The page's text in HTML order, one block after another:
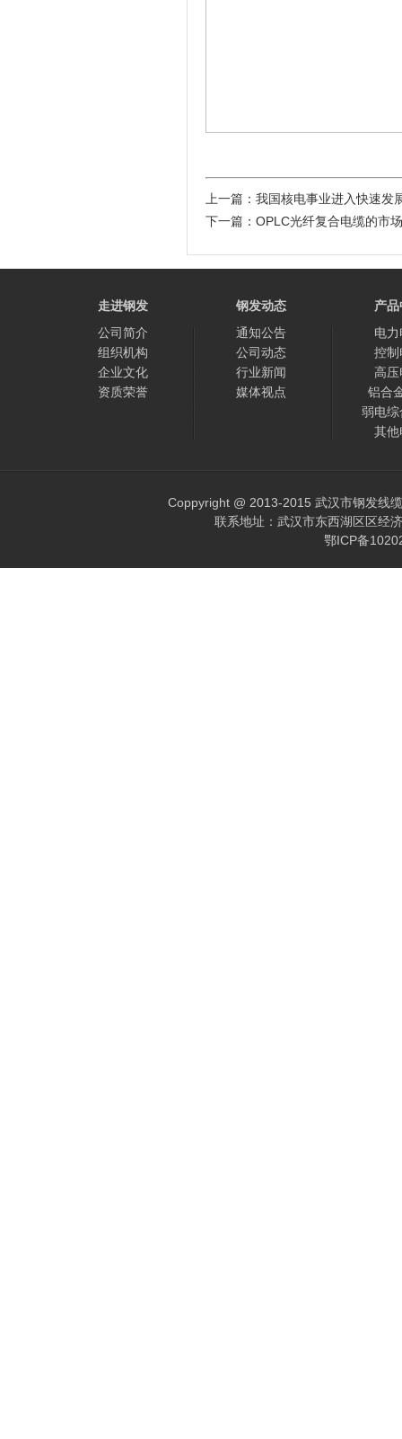
上一篇： 我国核电事业进入快速发
下一篇： OPLC光纤复合电缆的市
走进钢发
公司简介
组织机构
企业文化
资质荣誉
钢发动态
通知公告
公司动态
行业新闻
媒体视点
产
电
控制
高压
铝合
弱电
其他
Coppyright @ 2013-2015 武汉市钢发
联系地址：武汉市东西湖区区
鄂ICP备